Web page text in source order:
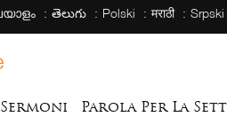
తెలుగు Polski मराठी Srpski
Sermoni Parola Per La